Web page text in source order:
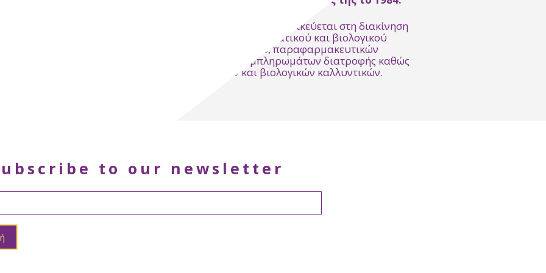
Eδώ και 30 χρόνια εξειδικεύεται στη διακίνηση
και προώθηση συμβατικού και βιολογικού
βασιλικού πολτού, παραφαρμακευτικών
προϊόντων, συμπληρωμάτων διατροφής καθώς
και φυτικών και βιολογικών καλλυντικών.
to our newsletter